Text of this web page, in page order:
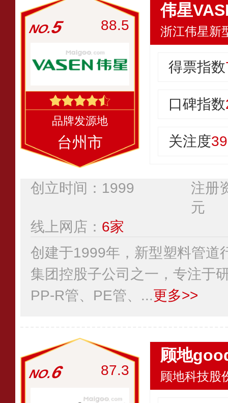
5 88.5
台州市
伟星
浙江伟星新
得票指数
口碑指数
关注度
创立时间：1999
注册
元
线上网店： 6家
创建于1999年，新型塑料管道
集团控股子公司之一，专注于
PP-R管、PE管、...更多>>
6 87.3
顾地
顾地科技股